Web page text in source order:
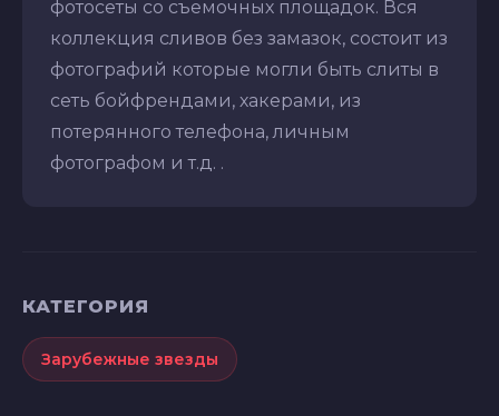
фотосеты со съемочных площадок. Вся
коллекция сливов без замазок, состоит из
фотографий которые могли быть слиты в
сеть бойфрендами, хакерами, из
потерянного телефона, личным
фотографом и т.д. .
КАТЕГОРИЯ
Зарубежные звезды